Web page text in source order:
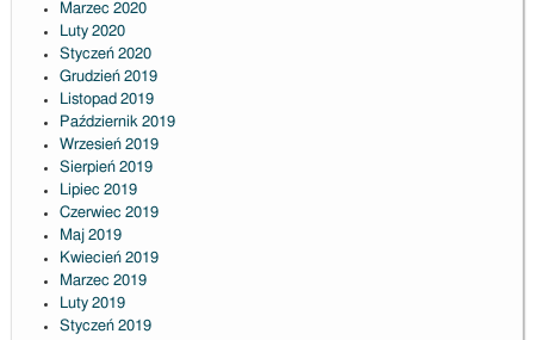
Marzec 2020
Luty 2020
Styczeń 2020
Grudzień 2019
Listopad 2019
Październik 2019
Wrzesień 2019
Sierpień 2019
Lipiec 2019
Czerwiec 2019
Maj 2019
Kwiecień 2019
Marzec 2019
Luty 2019
Styczeń 2019